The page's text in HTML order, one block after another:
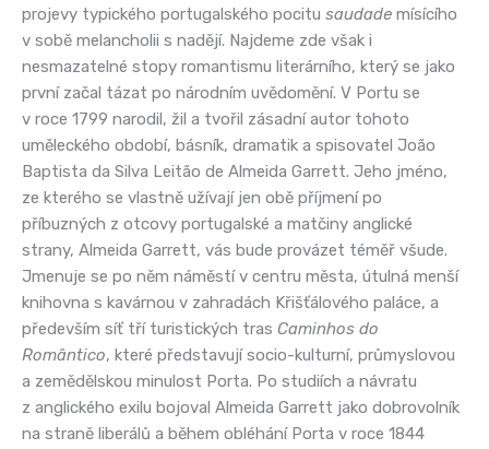
projevy typického portugalského pocitu saudade mísícího
v sobě melancholii s nadějí. Najdeme zde však i
nesmazatelné stopy romantismu literárního, který se jako
první začal tázat po národním uvědomění. V Portu se
v roce 1799 narodil, žil a tvořil zásadní autor tohoto
uměleckého období, básník, dramatik a spisovatel João
Baptista da Silva Leitão de Almeida Garrett. Jeho jméno,
ze kterého se vlastně užívají jen obě příjmení po
příbuzných z otcovy portugalské a matčiny anglické
strany, Almeida Garrett, vás bude provázet téměř všude.
Jmenuje se po něm náměstí v centru města, útulná menší
knihovna s kavárnou v zahradách Křišťálového paláce, a
především síť tří turistických tras Caminhos do
Romântico, které představují socio-kulturní, průmyslovou
a zemědělskou minulost Porta. Po studiích a návratu
z anglického exilu bojoval Almeida Garrett jako dobrovolník
na straně liberálů a během obléhání Porta v roce 1844